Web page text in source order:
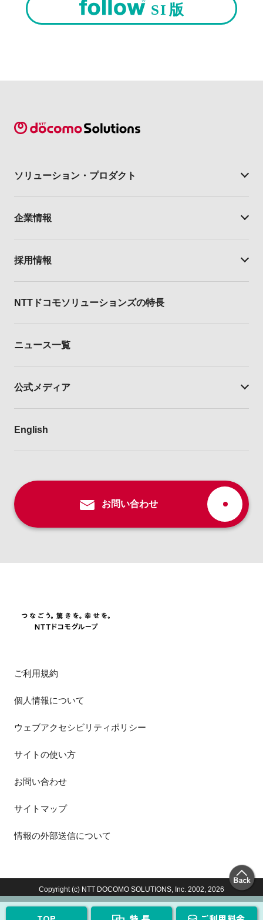
ソリューション・ プロダクト
企業情報
採用情報
NTTドコモソリューションズの特長
ニュース一覧
公式メディア
English
お問い合わせ
ご利用規約
個人情報について
ウェブアクセシビリティポリシー
サイトの使い方
お問い合わせ
サイトマップ
情報の外部送信について
Copyright (c) NTT DOCOMO SOLUTIONS, Inc. 2002, 2026